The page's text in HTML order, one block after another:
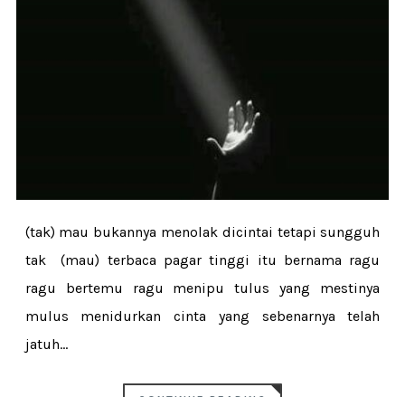
(tak) mau bukannya menolak dicintai tetapi sungguh
tak (mau) terbaca pagar tinggi itu bernama ragu
ragu bertemu ragu menipu tulus yang mestinya
mulus menidurkan cinta yang sebenarnya telah
jatuh...